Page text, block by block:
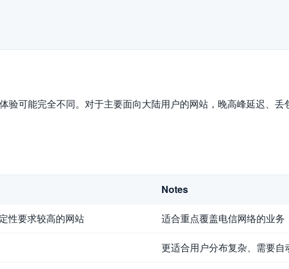
验可能完全不同。对于主要面向大陆用户的网站，晚高峰延迟、
Notes
性要求较高的网站 适合重点覆盖电信网络的业务
更适合用户分布复杂、需要自